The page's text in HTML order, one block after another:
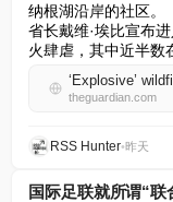
纳根湖沿岸的社区。
省长戴维·埃比宣布
火肆虐，其中近半数
theguardian.com
RSS Hunter•昨天
国际足联就所谓“联